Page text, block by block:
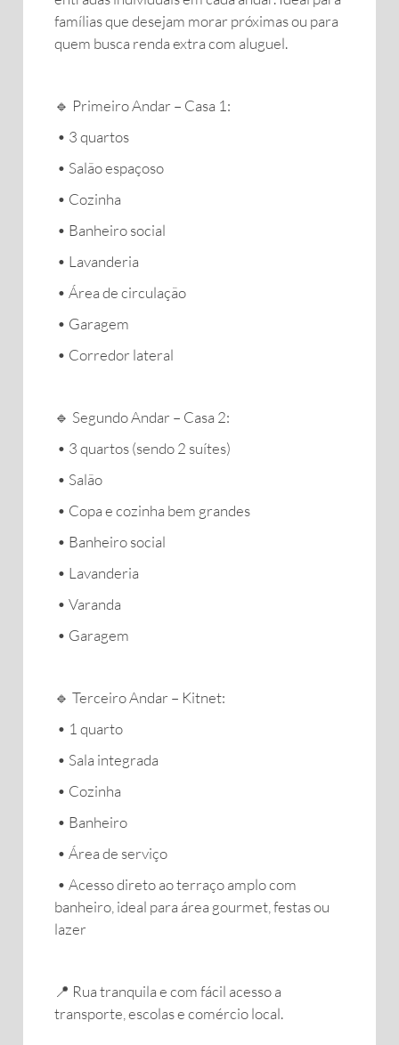
famílias que desejam morar próximas ou para
quem busca renda extra com aluguel.
🔹 Primeiro Andar – Casa 1:
• 3 quartos
• Salão espaçoso
• Cozinha
• Banheiro social
• Lavanderia
• Área de circulação
• Garagem
• Corredor lateral
🔹 Segundo Andar – Casa 2:
• 3 quartos (sendo 2 suítes)
• Salão
• Copa e cozinha bem grandes
• Banheiro social
• Lavanderia
• Varanda
• Garagem
🔹 Terceiro Andar – Kitnet:
• 1 quarto
• Sala integrada
• Cozinha
• Banheiro
• Área de serviço
• Acesso direto ao terraço amplo com
banheiro, ideal para área gourmet, festas ou
lazer
📍 Rua tranquila e com fácil acesso a
transporte, escolas e comércio local.